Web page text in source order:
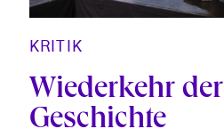
KRITIK
Wiederkehr der
Geschichte